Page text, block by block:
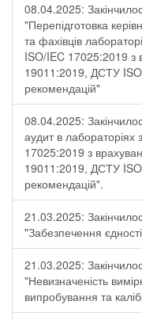
08.04.2025:
"Перепідготовка
та фахівців
ISO/IEC 17025:2019
19011:2019, ДСТУ
рекомендацій"
08.04.2025:
аудит в
17025:2019 з
19011:2019, ДСТУ
рекомендацій".
21.03.2025:
"Забезпечення
21.03.2025:
"Невизначеність
випробування та